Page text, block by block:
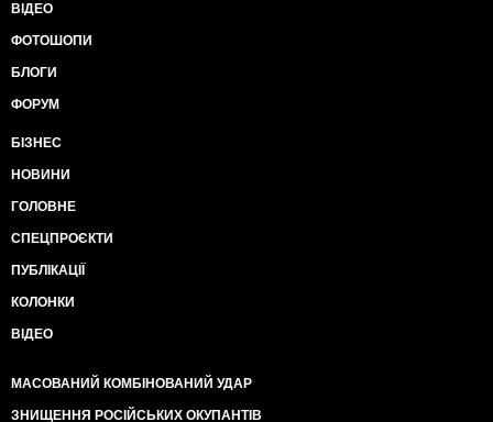
ВІДЕО
ФОТОШОПИ
БЛОГИ
ФОРУМ
БІЗНЕС
НОВИНИ
ГОЛОВНЕ
СПЕЦПРОЄКТИ
ПУБЛІКАЦІЇ
КОЛОНКИ
ВІДЕО
МАСОВАНИЙ КОМБІНОВАНИЙ УДАР
ЗНИЩЕННЯ РОСІЙСЬКИХ ОКУПАНТІВ